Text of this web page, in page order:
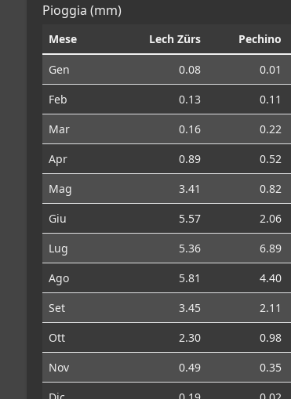
Pioggia (mm)
Mese Lech Zürs Pechino
Gen 0.08 0.01
Feb
0.13 0.11
Mar
0.16 0.22
Apr
0.89 0.52
Mag
3.41 0.82
Giu
5.57 2.06
Lug
5.36 6.89
Ago
5.81 4.40
Set
3.45 2.11
Ott
2.30 0.98
Nov
0.49 0.35